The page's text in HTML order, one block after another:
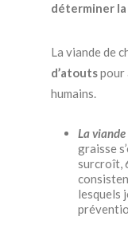
déterminer la
La viande de
d’atoutspour
humains.
La
graisse
surcroît,
lesquels